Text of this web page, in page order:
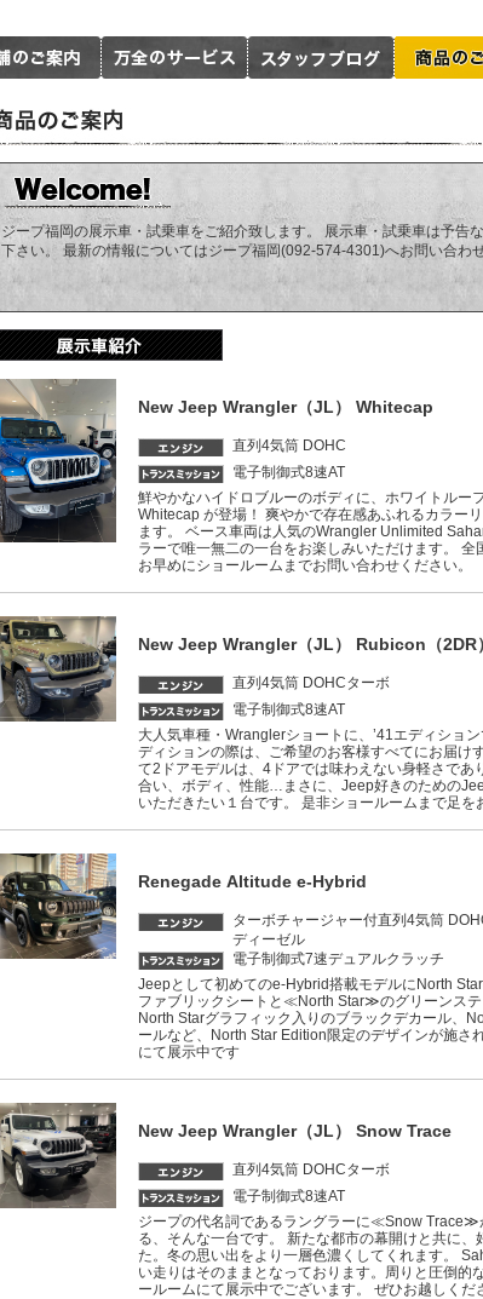
ジープ福岡の展示車・試乗車をご紹介致します。 展示車・試乗車は予告
下さい。 最新の情報についてはジープ福岡(092-574-4301)へお問い合わせ
New Jeep Wrangler（JL） Whitecap
直列4気筒 DOHC
電子制御式8速AT
鮮やかなハイドロブルーのボディに、ホワイトル
Whitecap が登場！ 爽やかで存在感あふれるカラー
ます。 ベース車両は人気のWrangler Unlimited
ラーで唯一無二の一台をお楽しみいただけます。
お早めにショールームまでお問い合わせください。
New Jeep Wrangler（JL） Rubicon（2DR）
直列4気筒 DOHCターボ
電子制御式8速AT
大人気車種・Wranglerショートに、’41エディショ
ディションの際は、ご希望のお客様すべてにお届
て2ドアモデルは、4ドアでは味わえない身軽さで
合い、ボディ、性能…まさに、Jeep好きのための
いただきたい１台です。 是非ショールームまで足を
Renegade Altitude e-Hybrid
ターボチャージャー付直列4気筒
ディーゼル
電子制御式7速デュアルクラッチ
Jeepとして初めてのe-Hybrid搭載モデルにNorth
ファブリックシートと≪North Star≫のグリーンス
North Starグラフィック入りのブラックデカール、
ールなど、North Star Edition限定のデザインが施さ
にて展示中です
New Jeep Wrangler（JL） Snow Trace
直列4気筒 DOHCターボ
電子制御式8速AT
ジープの代名詞であるラングラーに≪Snow Trace≫
る、そんな一台です。 新たな都市の幕開けと共に
た。冬の思い出をより一層色濃くしてくれます。
い走りはそのままとなっております。周りと圧倒的
ールームにて展示中でございます。 ぜひお越しくだ